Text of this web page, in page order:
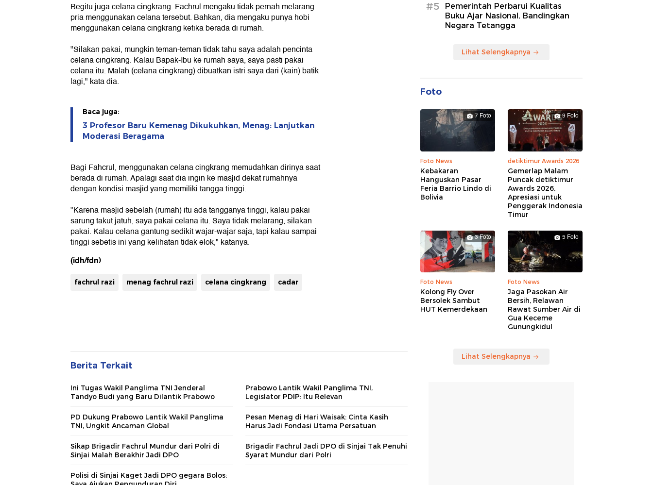
Begitu juga celana cingkrang. Fachrul mengaku tidak pernah melarang
pria menggunakan celana tersebut. Bahkan, dia mengaku punya hobi
menggunakan celana cingkrang ketika berada di rumah.
"Silakan pakai, mungkin teman-teman tidak tahu saya adalah pencinta
celana cingkrang. Kalau Bapak-Ibu ke rumah saya, saya pasti pakai
celana itu. Malah (celana cingkrang) dibuatkan istri saya dari (kain) batik
lagi," kata dia.
Baca juga:
3 Profesor Baru Kemenag Dikukuhkan, Menag: Lanjutkan
Moderasi Beragama
Bagi Fahcrul, menggunakan celana cingkrang memudahkan dirinya saat
berada di rumah. Apalagi saat dia ingin ke masjid dekat rumahnya
dengan kondisi masjid yang memiliki tangga tinggi.
"Karena masjid sebelah (rumah) itu ada tangganya tinggi, kalau pakai
sarung takut jatuh, saya pakai celana itu. Saya tidak melarang, silakan
pakai. Kalau celana gantung sedikit wajar-wajar saja, tapi kalau sampai
tinggi sebetis ini yang kelihatan tidak elok," katanya.
(idh/fdn)
fachrul razi menag fachrul razi celana cingkrang cadar
Berita Terkait
Ini Tugas Wakil Panglima TNI Jenderal
Tandyo Budi yang Baru Dilantik Prabowo
Prabowo Lantik Wakil Panglima TNI,
Legislator PDIP: Itu Relevan
PD Dukung Prabowo Lantik Wakil Panglima
TNI, Ungkit Ancaman Global
Pesan Menag di Hari Waisak: Cinta Kasih
Harus Jadi Fondasi Utama Persatuan
Sikap Brigadir Fachrul Mundur dari Polri di
Sinjai Malah Berakhir Jadi DPO
Brigadir Fachrul Jadi DPO di Sinjai Tak Penuhi
Syarat Mundur dari Polri
Polisi di Sinjai Kaget Jadi DPO gegara Bolos:
#5
Pemerintah Perbarui Kualitas
Buku Ajar Nasional, Bandingkan
Negara Tetangga
Lihat Selengkapnya
Foto
7 Foto
Foto News
Kebakaran
Hanguskan Pasar
Feria Barrio Lindo di
Bolivia
9 Foto
detiktimur Awards 2026
Gemerlap Malam
Puncak detiktimur
Awards 2026,
Apresiasi untuk
Penggerak Indonesia
Timur
3 Foto
Foto News
Kolong Fly Over
Bersolek Sambut
HUT Kemerdekaan
5 Foto
Foto News
Jaga Pasokan Air
Bersih, Relawan
Rawat Sumber Air di
Gua Keceme
Gunungkidul
Lihat Selengkapnya